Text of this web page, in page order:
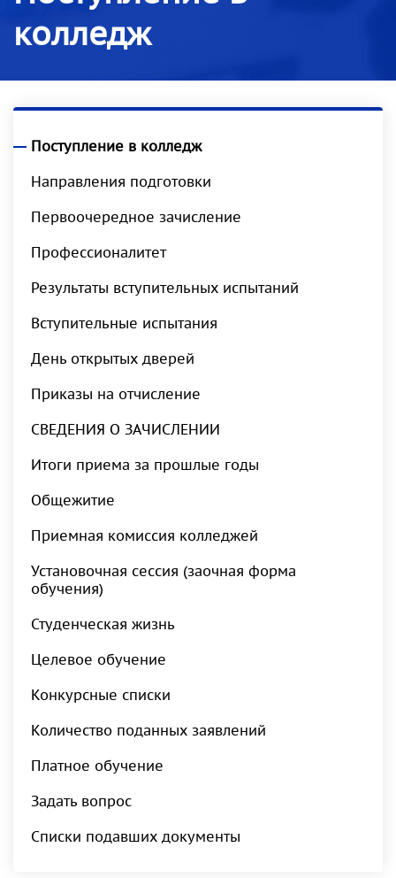
колледж
Поступление в колледж
Направления подготовки
Первоочередное зачисление
Профессионалитет
Результаты вступительных испытаний
Вступительные испытания
День открытых дверей
Приказы на отчисление
СВЕДЕНИЯ О ЗАЧИСЛЕНИИ
Итоги приема за прошлые годы
Общежитие
Приемная комиссия колледжей
Установочная сессия (заочная форма
обучения)
Студенческая жизнь
Целевое обучение
Конкурсные списки
Количество поданных заявлений
Платное обучение
Задать вопрос
Списки подавших документы